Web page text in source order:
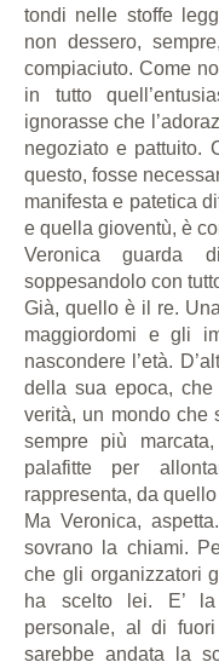
tondi nelle stoffe
non dessero,
compiaciuto. Come
in tutto
ignorasse che
negoziato e pattuito.
questo, fosse
manifesta e patetica
e quella gioventù, è
Veronica guarda
soppesandolo con
Già, quello è il re.
maggiordomi e gli
nascondere l’età.
della sua epoca,
verità, un mondo che
sempre più
palafitte per
rappresenta, da
Ma Veronica,
sovrano la chiami.
che gli organizzatori
ha scelto lei. E’
personale, al di
sarebbe andata la